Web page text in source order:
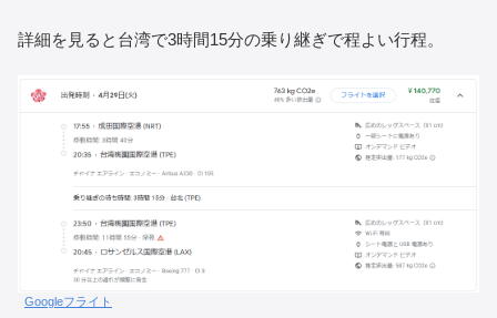
詳細を見ると台湾で3時間15分の乗り継ぎで程よい行程。
Googleフライト